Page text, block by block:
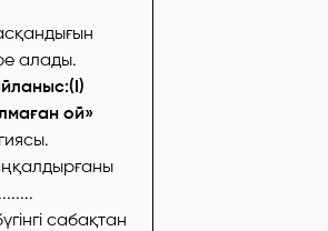
алады.
ой»
сабақтан